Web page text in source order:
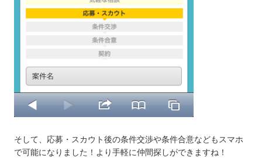
そして、応募・スカウト後の条件交渉や条件合意などもスマホ
で可能になりました！より手軽に仲間探しができますね！